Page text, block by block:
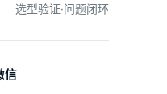
选型验证·问题闭环
信